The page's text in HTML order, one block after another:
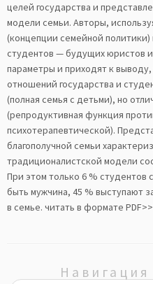
целей государства и
модели семьи. Авторы,
(концепции семейной политики)
студентов — будущих юристов
параметры и приходят к
отношений государства и
(полная семья с детьми), но
(репродуктивная функция
психотерапевтической).
благополучной семьи
традиционалистской модели
При этом только 6 % студентов
быть мужчина, 45 % выступают
в семье. читать в формате